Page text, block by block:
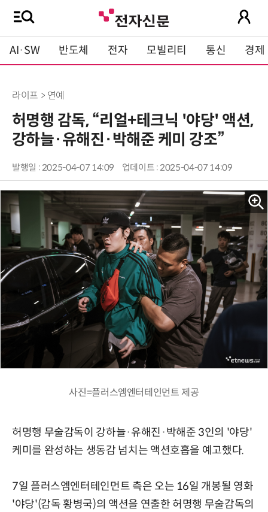
AI·SW 반도체 전자 모빌리티 통신 경제
라이프 > 연예
허명행 감독, “리얼+테크닉 '야당' 액션,
강하늘·유해진·박해준 케미 강조”
발행일 : 2025-04-07 14:09 업데이트 : 2025-04-07 14:09
사진=플러스엠엔터테인먼트 제공
허명행 무술감독이 강하늘·유해진·박해준 3인의 '야당'
케미를 완성하는 생동감 넘치는 액션호흡을 예고했다.
7일 플러스엠엔터테인먼트 측은 오는 16일 개봉될 영화
'야당'(감독 황병국)의 액션을 연출한 허명행 무술감독의